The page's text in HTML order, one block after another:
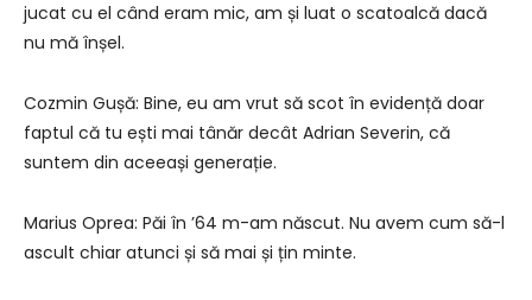
jucat cu el când eram mic, am și luat o scatoalcă dacă
nu mă înșel.
Cozmin Gușă: Bine, eu am vrut să scot în evidență doar
faptul că tu ești mai tânăr decât Adrian Severin, că
suntem din aceeași generație.
Marius Oprea: Păi în ʼ64 m-am născut. Nu avem cum să-l
ascult chiar atunci și să mai și țin minte.